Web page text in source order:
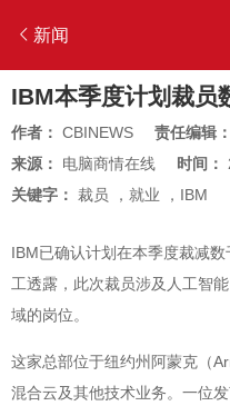
新闻
IBM本季度计划裁员
作者： CBINEWS 责任编辑：
来源： 电脑商情在线 时间：
关键字： 裁员 ， 就业 ， IBM
IBM已确认计划在本季度裁减
工透露，此次裁员涉及人工智
域的岗位。
这家总部位于纽约州阿蒙克（
混合云及其他技术业务。一位